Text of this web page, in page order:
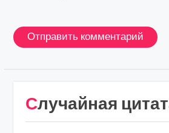
Случайная